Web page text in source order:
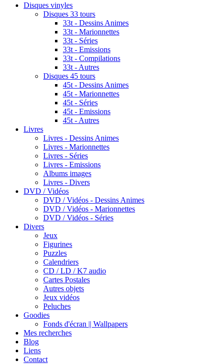
Disques vinyles
Disques 33 tours
33t - Dessins Animes
33t - Marionnettes
33t - Séries
33t - Emissions
33t - Compilations
33t - Autres
Disques 45 tours
45t - Dessins Animes
45t - Marionnettes
45t - Séries
45t - Emissions
45t - Autres
Livres
Livres - Dessins Animes
Livres - Marionnettes
Livres - Séries
Livres - Emissions
Albums images
Livres - Divers
DVD / Vidéos
DVD / Vidéos - Dessins Animes
DVD / Vidéos - Marionnettes
DVD / Vidéos - Séries
Divers
Jeux
Figurines
Puzzles
Calendriers
CD / LD / K7 audio
Cartes Postales
Autres objets
Jeux vidéos
Peluches
Goodies
Fonds d'écran || Wallpapers
Mes recherches
Blog
Liens
Contact